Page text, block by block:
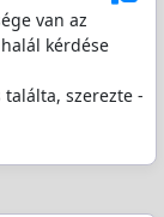
van az
kérdése
szerezte -